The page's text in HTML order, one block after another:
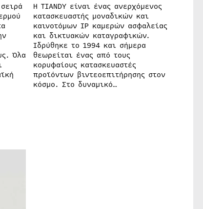
Όλα
Η TIANDY είναι ένας ανερχόμενος
κατασκευαστής μοναδικών και
καινοτόμων IP καμερών ασφαλείας
και δικτυακών καταγραφικών.
Ιδρύθηκε το 1994 και σήμερα
θεωρείται ένας από τους
κορυφαίους κατασκευαστές
προϊόντων βιντεοεπιτήρησης στον
κόσμο. Στο δυναμικό…